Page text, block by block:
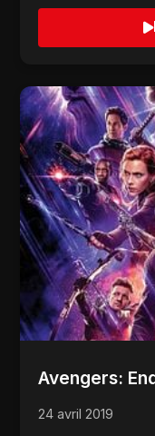
Avengers:
24 avril 2019